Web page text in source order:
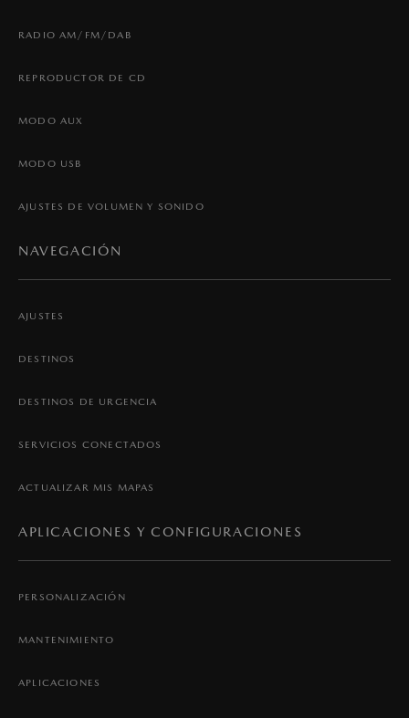
RADIO AM/FM/DAB
REPRODUCTOR DE CD
MODO AUX
MODO USB
AJUSTES DE VOLUMEN Y SONIDO
NAVEGACIÓN
AJUSTES
DESTINOS
DESTINOS DE URGENCIA
SERVICIOS CONECTADOS
ACTUALIZAR MIS MAPAS
APLICACIONES Y CONFIGURACIONES
PERSONALIZACIÓN
MANTENIMIENTO
APLICACIONES